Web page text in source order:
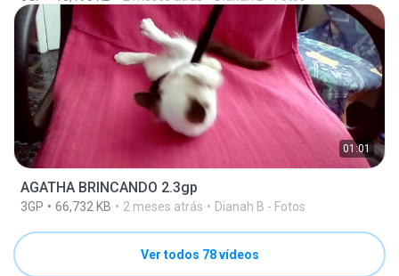
01:01
AGATHA BRINCANDO 2.3gp
3GP 66,732 KB 2 meses atrás Dianah B - Fotos
Ver todos 78 vídeos